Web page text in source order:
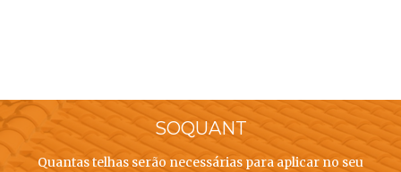
SOQUANT
Quantas telhas serão necessárias para aplicar no seu